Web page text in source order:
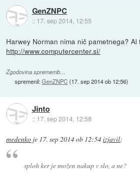
GenZNPC
:: 17. sep 2014, 12:55
Harwey Norman nima nič pametnega? Al
http://www.computercenter.si/
Zgodovina sprememb…
spremenil:GenZNPC(17. sep 2014 ob 12:56)
Jinto
:: 17. sep 2014, 12:58
medenko je 17. sep 2014 ob 12:54izjavil:
sploh ker je možen nakup v slo, a ne?